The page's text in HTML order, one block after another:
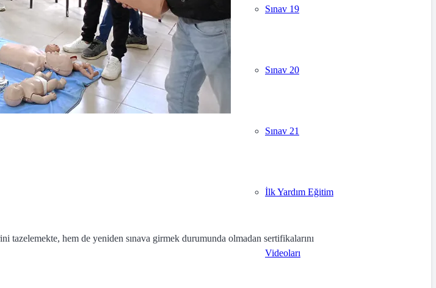
Sınav 19
Sınav 20
Sınav 21
İlk Yardım Eğitim
Videoları
tazelemekte, hem de yeniden sınava girmek durumunda olmadan sertifikalarını